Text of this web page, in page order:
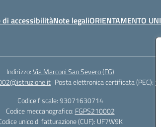
di accessibilitàNote legaliORIENTAMENTO
Indirizzo:Via Marconi San Severo (FG)
Posta elettronica certificata (PEC):
Codice fiscale: 93071630714
Codice meccanografico: FGPS210002
unico di fatturazione (CUF): UF7W9K